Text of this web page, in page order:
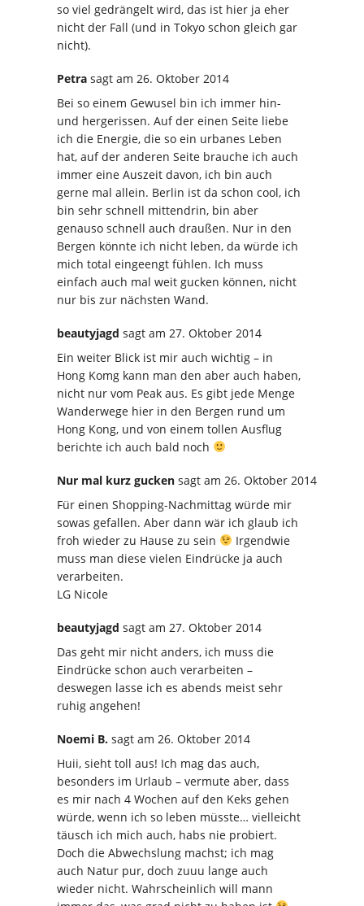
so viel gedrängelt wird, das ist hier ja eher
nicht der Fall (und in Tokyo schon gleich gar
nicht).
Petra sagt am 26. Oktober 2014
Bei so einem Gewusel bin ich immer hin-
und hergerissen. Auf der einen Seite liebe
ich die Energie, die so ein urbanes Leben
hat, auf der anderen Seite brauche ich auch
immer eine Auszeit davon, ich bin auch
gerne mal allein. Berlin ist da schon cool, ich
bin sehr schnell mittendrin, bin aber
genauso schnell auch draußen. Nur in den
Bergen könnte ich nicht leben, da würde ich
mich total eingeengt fühlen. Ich muss
einfach auch mal weit gucken können, nicht
nur bis zur nächsten Wand.
beautyjagd sagt am 27. Oktober 2014
Ein weiter Blick ist mir auch wichtig – in
Hong Komg kann man den aber auch haben,
nicht nur vom Peak aus. Es gibt jede Menge
Wanderwege hier in den Bergen rund um
Hong Kong, und von einem tollen Ausflug
berichte ich auch bald noch
Nur mal kurz gucken sagt am 26. Oktober 2014
Für einen Shopping-Nachmittag würde mir
sowas gefallen. Aber dann wär ich glaub ich
froh wieder zu Hause zu sein
Irgendwie
muss man diese vielen Eindrücke ja auch
verarbeiten.
LG Nicole
beautyjagd sagt am 27. Oktober 2014
Das geht mir nicht anders, ich muss die
Eindrücke schon auch verarbeiten –
deswegen lasse ich es abends meist sehr
ruhig angehen!
Noemi B. sagt am 26. Oktober 2014
Huii, sieht toll aus! Ich mag das auch,
besonders im Urlaub – vermute aber, dass
es mir nach 4 Wochen auf den Keks gehen
würde, wenn ich so leben müsste… vielleicht
täusch ich mich auch, habs nie probiert.
Doch die Abwechslung machst; ich mag
auch Natur pur, doch zuuu lange auch
wieder nicht. Wahrscheinlich will mann